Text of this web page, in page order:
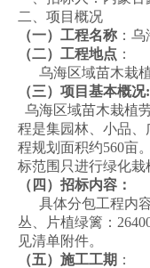
二、项目概况
（一）工程名称 ：
（二）工程地点 ：
乌海区域苗木栽植
（三）项目基本概况:
乌海区域苗木栽植
程是集园林、小品
程规划面积约560亩
标范围只进行绿化栽
（四） 招标内容：
具体分包工程内容
丛、片植绿篱：
见清单附件。
（五）施工工期 ：